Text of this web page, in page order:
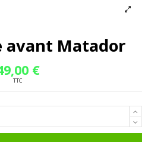
avant Matador
€
TTC